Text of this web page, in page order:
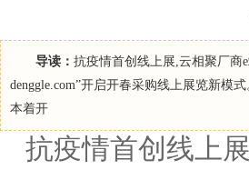
导读： 抗疫情首创线上展,云相聚厂商
denggle.com”开启开春采购线上展览新模
本着开
抗疫情首创线上